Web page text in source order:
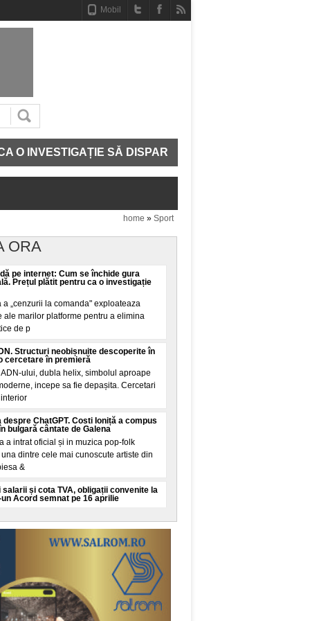
Mobil
SĂ DISPARĂ CE MAI AVEM IN ADN.
home » Sport
ORA
pe internet: Cum se închide gura
Prețul plătit pentru ca o investigație
a „cenzurii la comanda" exploateaza
ale marilor platforme pentru a elimina
de p
Structuri neobișnuite descoperite în
cercetare în premieră
ului, dubla helix, simbolul aproape
incepe sa fie depașita. Cercetari
ChatGPT. Costi Ioniță a compus
bulgară cântate de Galena
a intrat oficial și in muzica pop-folk
dintre cele mai cunoscute artiste din
&
salarii și cota TVA, obligații convenite la
Acord semnat pe 16 aprilie
Finanțelor și ratificat joi de Parlament
țarii
vine din Spania: Mosadul israelian e în
din Ceuta
și de analiza din China
controversata. Potrivit acestor voci, citate
servici